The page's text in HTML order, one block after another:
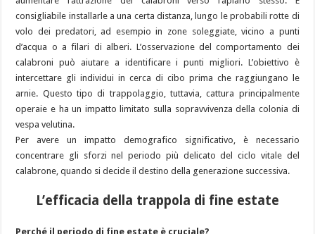
consigliabile installarle a una certa distanza, lungo le probabili rotte di
volo dei predatori, ad esempio in zone soleggiate, vicino a punti
d’acqua o a filari di alberi. L’osservazione del comportamento dei
calabroni può aiutare a identificare i punti migliori. L’obiettivo è
intercettare gli individui in cerca di cibo prima che raggiungano le
arnie. Questo tipo di trappolaggio, tuttavia, cattura principalmente
operaie e ha un impatto limitato sulla sopravvivenza della colonia di
vespa velutina.
Per avere un impatto demografico significativo, è necessario
concentrare gli sforzi nel periodo più delicato del ciclo vitale del
calabrone, quando si decide il destino della generazione successiva.
L’efficacia della trappola di fine estate
Perché il periodo di fine estate è cruciale?